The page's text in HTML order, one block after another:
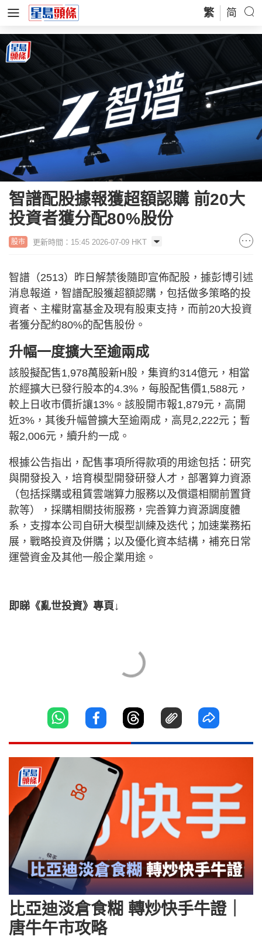
繁 简
智譜配股據報獲超額認購 前20大
投資者獲分配80%股份
股市 更新時間：15:45 2026-07-09 HKT
智譜（2513）昨日解禁後隨即宣佈配股，據彭博引述
消息報道，智譜配股獲超額認購，包括做多策略的投
資者、主權財富基金及現有股東支持，而前20大投資
者獲分配約80%的配售股份。
升幅一度擴大至逾兩成
該股擬配售1,978萬股新H股，集資約314億元，相當
於經擴大已發行股本的4.3%，每股配售價1,588元，
較上日收市價折讓13%。該股開市報1,879元，高開
近3%，其後升幅曾擴大至逾兩成，高見2,222元；暫
報2,006元，續升約一成。
根據公告指出，配售事項所得款項的用途包括：研究
與開發投入，培育模型開發研發人才，部署算力資源
（包括採購或租賃雲端算力服務以及償還相關前置貸
款等），採購相關技術服務，完善算力資源調度體
系，支撐本公司自研大模型訓練及迭代；加速業務拓
展，戰略投資及併購；以及優化資本結構，補充日常
運營資金及其他一般企業用途。
即睇《亂世投資》專頁↓
比亞迪淡倉食糊 轉炒快手牛證｜
唐牛午市攻略